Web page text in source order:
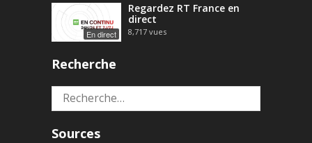
En direct
Regardez RT France en
direct
8,717 vues
Recherche
Rechercher :
Sources